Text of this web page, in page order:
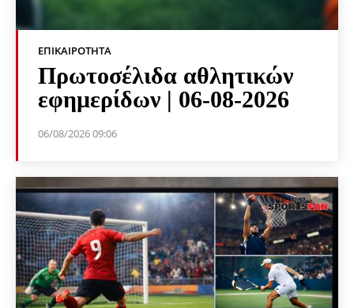
ΕΠΙΚΑΙΡΌΤΗΤΑ
Πρωτοσέλιδα αθλητικών
εφημερίδων | 06-08-2026
06/08/2026 09:06